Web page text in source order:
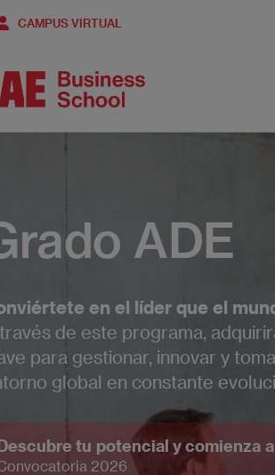
CAMPUS VIRTUAL
ADE
en el líder que el
de este programa,
para gestionar, innovar y
global en constante
tu potencial y comienza
2026